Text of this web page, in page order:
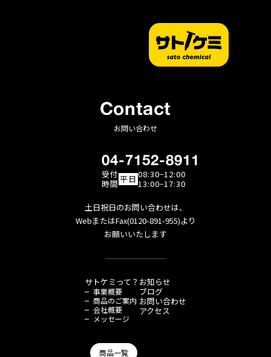
Contact
お問い合わせ
04-7152-8911
受付
時間平日 08:30−12:00
13:00−17:30
土日祝日のお問い合わせは、
WebまたはFax(0120-891-955)より
お願いいたします
サトケミって？
事業概要
商品のご案内
会社概要
メッセージ
お知らせ
ブログ
お問い合わせ
アクセス
商品一覧